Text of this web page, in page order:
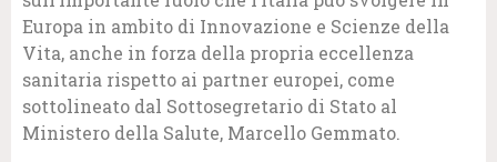
Europa in ambito di Innovazione e Scienze della
Vita, anche in forza della propria eccellenza
sanitaria rispetto ai partner europei, come
sottolineato dal Sottosegretario di Stato al
Ministero della Salute, Marcello Gemmato.